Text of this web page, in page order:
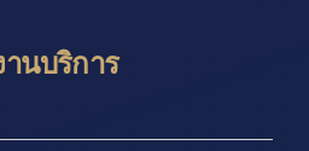
านบริการ